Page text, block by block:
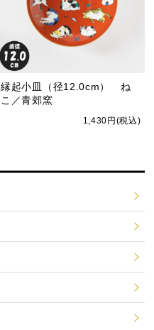
縁起小皿（径12.0cm） ね
こ／青郊窯
1,430円(税込)